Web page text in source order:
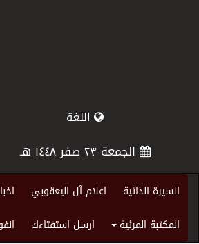
اللغة
الجمعة ٢٣ صفر ١٤٤٨ هـ
السيرة الذاتية اعلام آل اليعقوبي
المكتبة المرئية ارسل استفتاءك